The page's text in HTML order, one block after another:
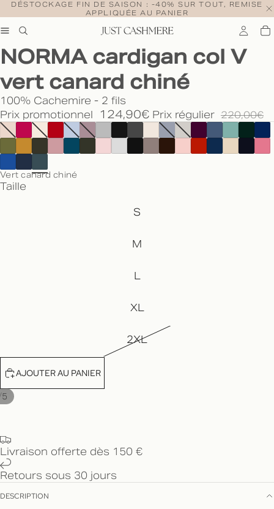
DÉSTOCKAGE FIN DE SAISON : -40% SUR TOUT, REMISE
APPLIQUÉE AU PANIER
5
NORMA cardigan col V
vert canard chiné
100% Cachemire - 2 fils
Prix promotionnel
124,90€ Prix régulier 220,00€
Vert canard chiné
Taille
S
M
L
XL
2XL
AJOUTER AU PANIER
Livraison offerte dès 150 €
Retours sous 30 jours
DESCRIPTION